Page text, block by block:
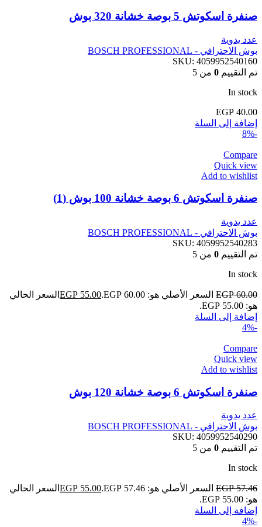
صنفرة اسكوتش 5 بوصة خشانة 320 بوش
عدد يدوية
بوش الاحترافي - BOSCH PROFESSIONAL
SKU: 4059952540160
تم التقييم 0 من 5
In stock
EGP 40.00
إضافة إلى السلة
-8%
Compare
Quick view
Add to wishlist
صنفرة اسكوتش 6 بوصة خشانة 100 بوش (1)
عدد يدوية
بوش الاحترافي - BOSCH PROFESSIONAL
SKU: 4059952540283
تم التقييم 0 من 5
In stock
EGP60.00 السعر الأصلي هو: EGP 60.00. EGP 55.00
السعر الحالي
هو: EGP 55.00.
إضافة إلى السلة
-4%
Compare
Quick view
Add to wishlist
صنفرة اسكوتش 6 بوصة خشانة 120 بوش
عدد يدوية
بوش الاحترافي - BOSCH PROFESSIONAL
SKU: 4059952540290
تم التقييم 0 من 5
In stock
EGP57.46 السعر الأصلي هو: EGP 57.46. EGP 55.00
السعر الحالي
هو: EGP 55.00.
إضافة إلى السلة
-4%